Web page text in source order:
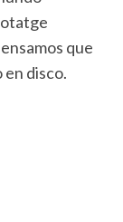
que
disco.